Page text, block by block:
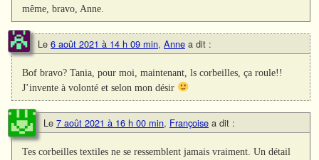
même, bravo, Anne.
Le 6 août 2021 à 14 h 09 min, Anne a dit :
Bof bravo? Tania, pour moi, maintenant, ls corbeilles, ça roule!!
J’invente à volonté et selon mon désir
Le 7 août 2021 à 16 h 00 min, Françoise a dit :
Tes corbeilles textiles ne se ressemblent jamais vraiment. Un détail